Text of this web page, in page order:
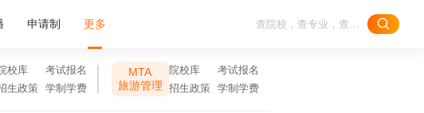
申请制 更多
校库
考试报名
生政策
学制学费
MTA
旅游管理
院校库
考试报名
招生政策
学制学费